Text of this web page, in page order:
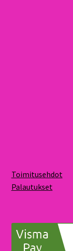
Toimitusehdot
Palautukset